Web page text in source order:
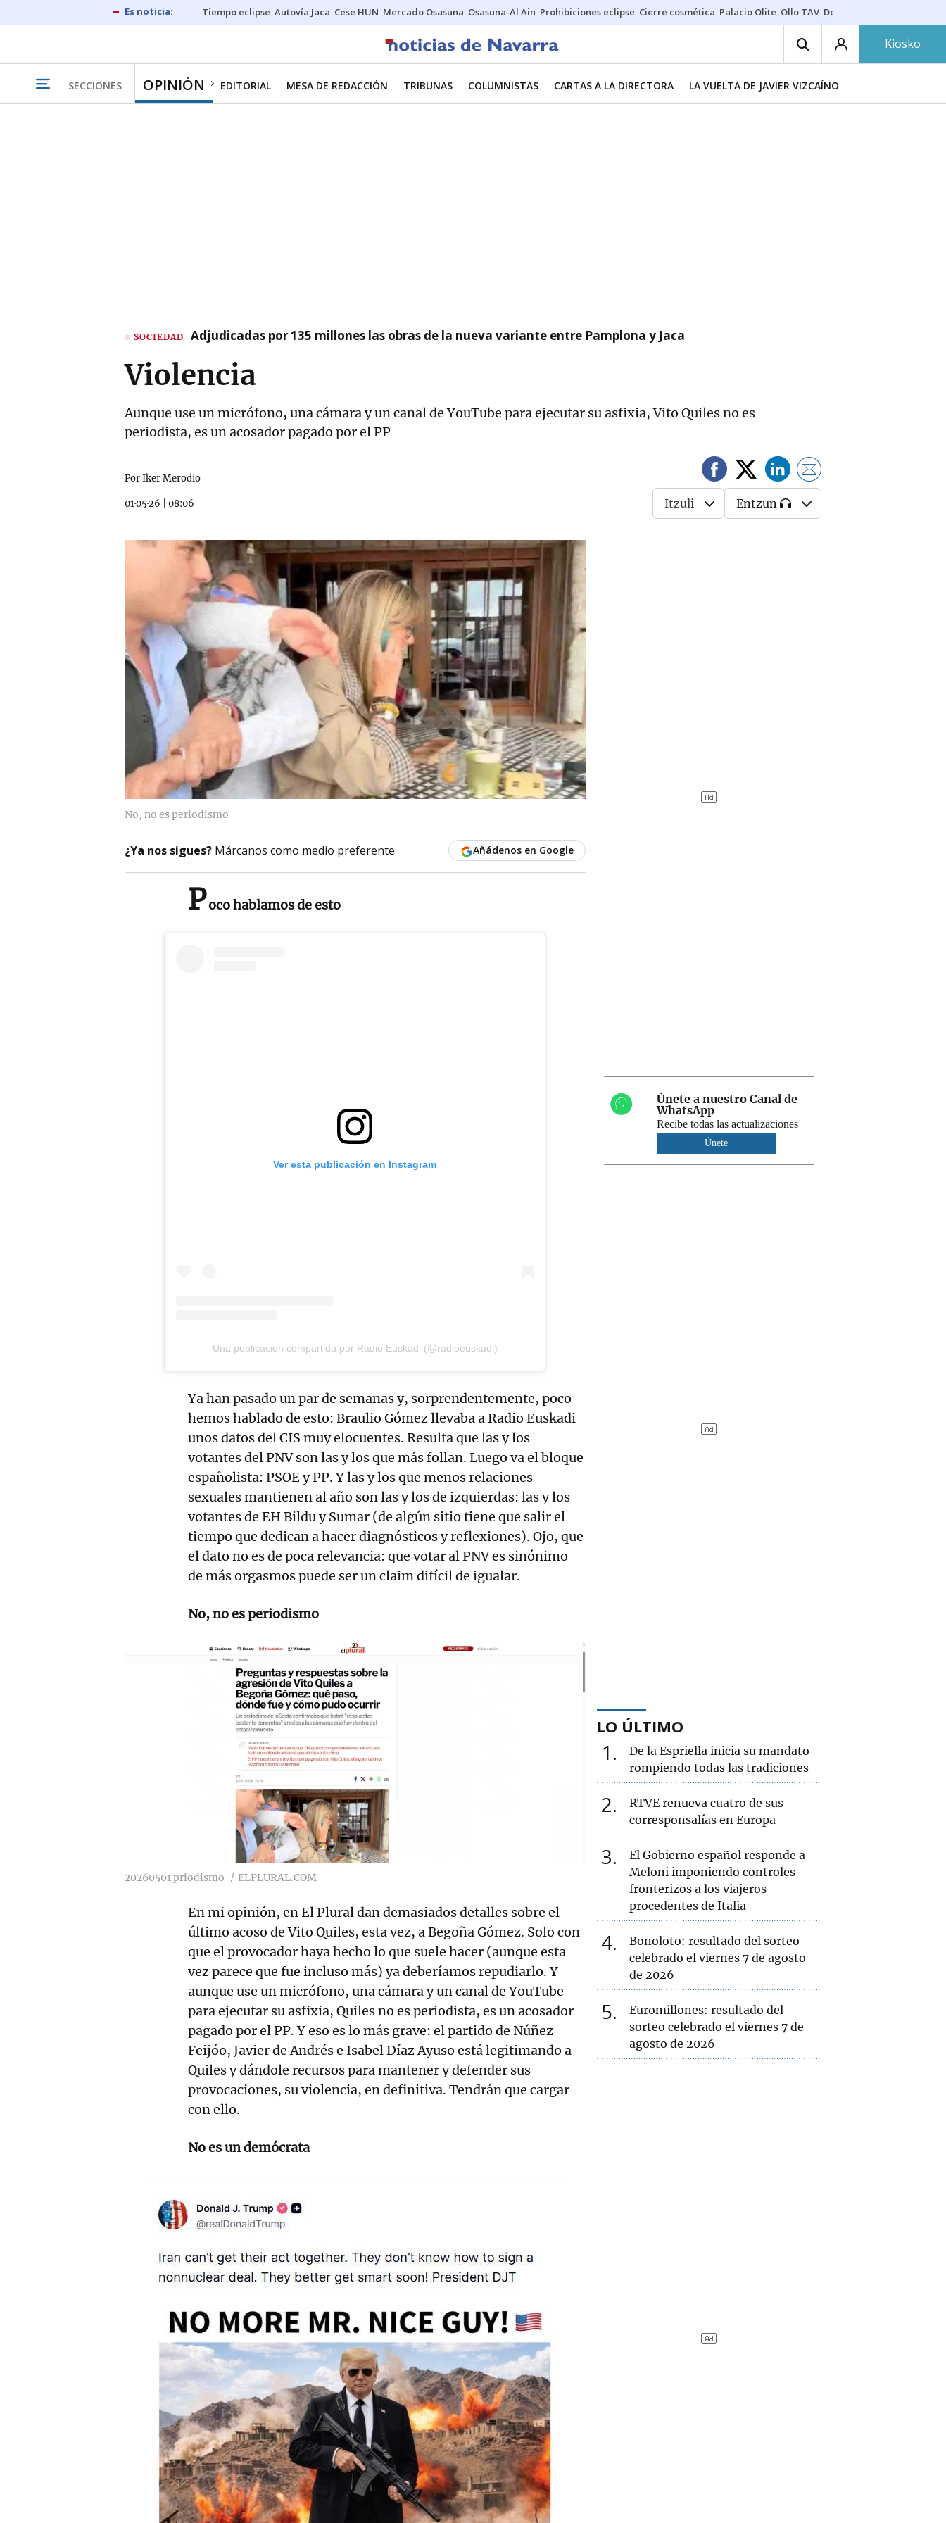
Tiempo eclipse Autovía Jaca Cese HUN Mercado Osasuna Osasuna-Al Ain Prohibiciones eclipse Cierre cosmética Palacio Olite Ollo TAV Derrama vecinos
Kiosko
SECCIONES OPINIÓN EDITORIAL MESA DE REDACCIÓN TRIBUNAS COLUMNISTAS CARTAS A LA DIRECTORA LA VUELTA DE JAVIER VIZCAÍNO
SOCIEDAD Adjudicadas por 135 millones las obras de la nueva variante entre Pamplona y Jaca
Violencia
Aunque use un micrófono, una cámara y un canal de YouTube para ejecutar su asfixia, Vito Quiles no es
periodista, es un acosador pagado por el PP
Por Iker Merodio
01·05·26 08:06 Itzuli Entzun
No, no es periodismo
¿Ya nos sigues? Márcanos como medio preferente Añádenos en Google
Poco hablamos de esto
Ver esta publicación en Instagram
Una publicación compartida por Radio Euskadi (@radioeuskadi)
Ya han pasado un par de semanas y, sorprendentemente, poco
hemos hablado de esto: Braulio Gómez llevaba a Radio Euskadi
unos datos del CIS muy elocuentes. Resulta que las y los
votantes del PNV son las y los que más follan. Luego va el bloque
españolista: PSOE y PP. Y las y los que menos relaciones
sexuales mantienen al año son las y los de izquierdas: las y los
votantes de EH Bildu y Sumar (de algún sitio tiene que salir el
tiempo que dedican a hacer diagnósticos y reflexiones). Ojo, que
el dato no es de poca relevancia: que votar al PNV es sinónimo
de más orgasmos puede ser un claim difícil de igualar.
No, no es periodismo
20260501 priodismo ELPLURAL.COM
En mi opinión, en El Plural dan demasiados detalles sobre el
último acoso de Vito Quiles, esta vez, a Begoña Gómez. Solo con
que el provocador haya hecho lo que suele hacer (aunque esta
vez parece que fue incluso más) ya deberíamos repudiarlo. Y
aunque use un micrófono, una cámara y un canal de YouTube
para ejecutar su asfixia, Quiles no es periodista, es un acosador
pagado por el PP. Y eso es lo más grave: el partido de Núñez
Feijóo, Javier de Andrés e Isabel Díaz Ayuso está legitimando a
Quiles y dándole recursos para mantener y defender sus
provocaciones, su violencia, en definitiva. Tendrán que cargar
con ello.
No es un demócrata
Únete a nuestro Canal de
WhatsApp
Recibe todas las actualizaciones
Únete
LO ÚLTIMO
1
De la Espriella inicia su mandato
rompiendo todas las tradiciones
2
RTVE renueva cuatro de sus
corresponsalías en Europa
3
El Gobierno español responde a
Meloni imponiendo controles
fronterizos a los viajeros
procedentes de Italia
4
Bonoloto: resultado del sorteo
celebrado el viernes 7 de agosto
de 2026
5
Euromillones: resultado del
sorteo celebrado el viernes 7 de
agosto de 2026